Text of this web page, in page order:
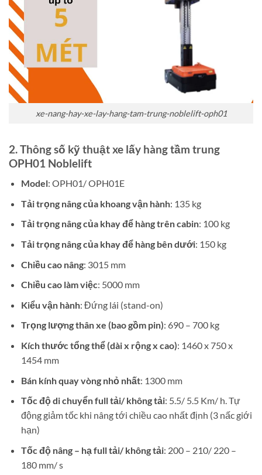
xe-nang-hay-xe-lay-hang-tam-trung-noblelift-oph01
2. Thông số kỹ thuật xe lấy hàng tầm trung
OPH01 Noblelift
Model: OPH01/ OPH01E
Tải trọng nâng của khoang vận hành: 135 kg
Tải trọng nâng của khay để hàng trên cabin: 100 kg
Tải trọng nâng của khay để hàng bên dưới: 150 kg
Chiều cao nâng: 3015 mm
Chiều cao làm việc: 5000 mm
Kiểu vận hành: Đứng lái (stand-on)
Trọng lượng thân xe (bao gồm pin): 690 – 700 kg
Kích thước tổng thể (dài x rộng x cao): 1460 x 750 x
1454 mm
Bán kính quay vòng nhỏ nhất: 1300 mm
Tốc độ di chuyển full tải/ không tải: 5.5/ 5.5 Km/ h. Tự
động giảm tốc khi nâng tới chiều cao nhất định (3 nấc giới
hạn)
Tốc độ nâng – hạ full tải/ không tải: 200 – 210/ 220 –
180 mm/ s